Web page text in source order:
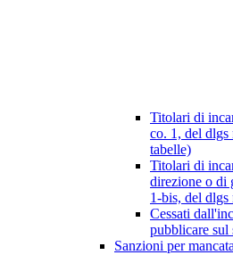
Titolari di
co. 1, del dlgs
tabelle)
Titolari di
direzione o di
1-bis, del dlgs
Cessati
pubblicare sul
Sanzioni per